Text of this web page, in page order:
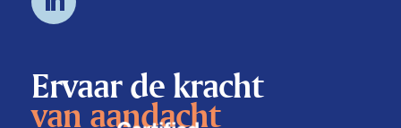
Ervaar de kracht
van aandacht